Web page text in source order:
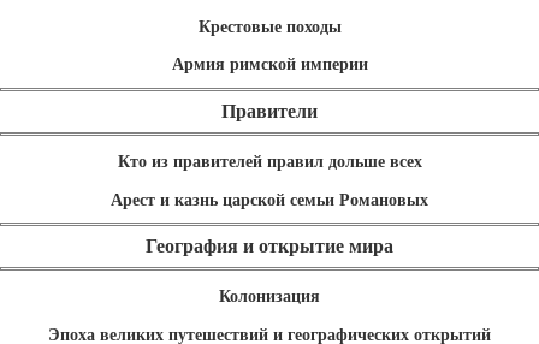
Крестовые походы
Армия римской империи
Правители
Кто из правителей правил дольше всех
Арест и казнь царской семьи Романовых
География и открытие мира
Колонизация
Эпоха великих путешествий и географических открытий